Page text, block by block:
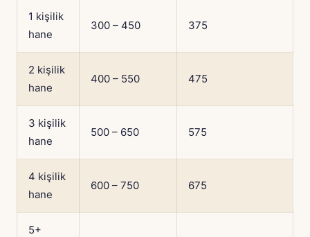
1 kişilik
hane
300 – 450 375
2 kişilik
hane
400 – 550 475
3 kişilik
hane
500 – 650 575
4 kişilik
hane
600 – 750 675
5+